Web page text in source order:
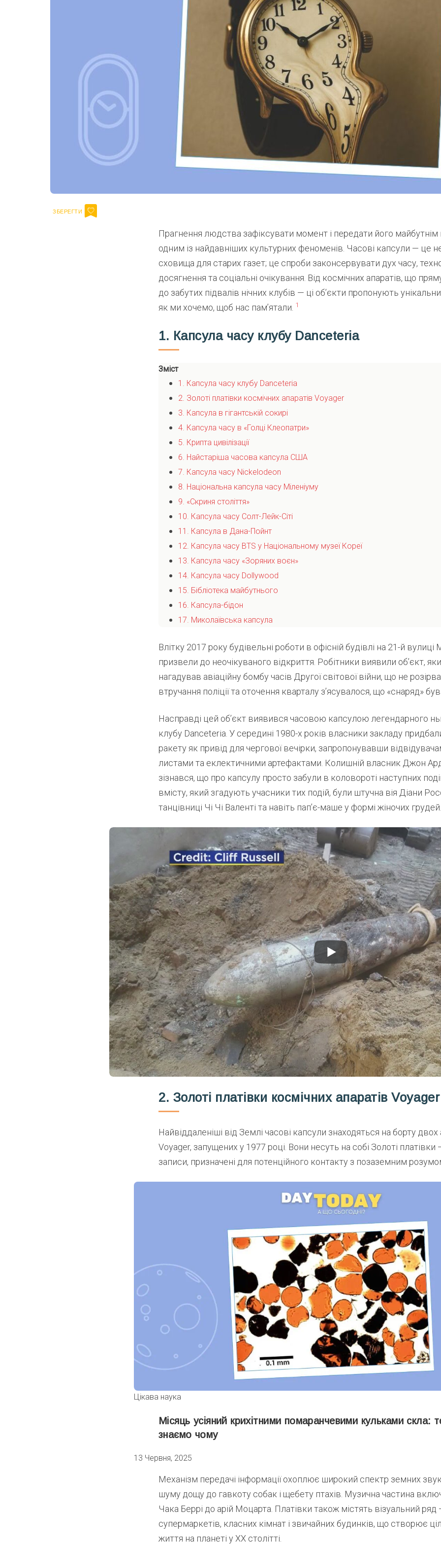
Прагнення людства зафіксувати момент і передати його майбутнім
одним із найдавніших культурних феноменів. Часові капсули — це
сховища для старих газет; це спроби законсервувати дух часу,
досягнення та соціальні очікування. Від космічних апаратів, що
до забутих підвалів нічних клубів — ці об’єкти пропонують
як ми хочемо, щоб нас пам’ятали. 1
1. Капсула часу клубу Danceteria
Зміст
1. Капсула часу клубу Danceteria
2. Золоті платівки космічних апаратів Voyager
3. Капсула в гігантській сокирі
4. Капсула часу в «Голці Клеопатри»
5. Крипта цивілізації
6. Найстаріша часова капсула США
7. Капсула часу Nickelodeon
8. Національна капсула часу Міленіуму
9. «Скриня століття»
10. Капсула часу Солт-Лейк-Сіті
11. Капсула в Дана-Пойнт
12. Капсула часу BTS у Національному музеї Кореї
13. Капсула часу «Зоряних воєн»
14. Капсула часу Dollywood
15. Бібліотека майбутнього
16. Капсула-бідон
17. Миколаївська капсула
Влітку 2017 року будівельні роботи в офісній будівлі на 21-й вулиці
призвели до неочікуваного відкриття. Робітники виявили об’єкт,
нагадував авіаційну бомбу часів Другої світової війни, що не
втручання поліції та оточення кварталу з’ясувалося, що «снаряд»
Насправді цей об’єкт виявився часовою капсулою легендарного
клубу Danceteria. У середині 1980-х років власники закладу
ракету як привід для чергової вечірки, запропонувавши
листами та еклектичними артефактами. Колишній власник Джон
зізнався, що про капсулу просто забули в коловороті наступних
вмісту, який згадують учасники тих подій, були штучна вія Діани
танцівниці Чі Чі Валенті та навіть пап’є-маше у формі жіночих грудей.
2. Золоті платівки космічних апаратів Voyager
Найвіддаленіші від Землі часові капсули знаходяться на борту двох
Voyager, запущених у 1977 році. Вони несуть на собі Золоті платівки
записи, призначені для потенційного контакту з позаземним
Цікава наука
Місяць усіяний крихітними помаранчевими кульками скла:
знаємо чому
13 Червня, 2025
Механізм передачі інформації охоплює широкий спектр земних
шуму дощу до гавкоту собак і щебету птахів. Музична частина
Чака Беррі до арій Моцарта. Платівки також містять візуальний
супермаркетів, класних кімнат і звичайних будинків, що створює
життя на планеті у XX столітті.